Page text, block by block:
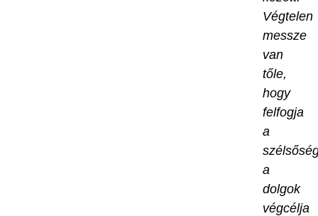
Végtelen
messze
van
tőle,
hogy
felfogja
a
a
dolgok
végcélja